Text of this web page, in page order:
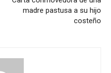
madre pastusa a su hijo
costeño